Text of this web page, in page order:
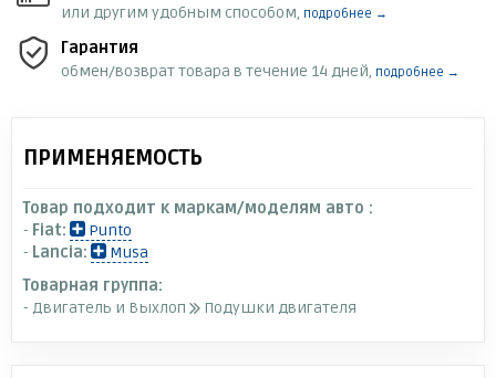
или другим удобным способом, подробнее →
Гарантия
обмен/возврат товара в течение 14 дней, подробнее →
ПРИМЕНЯЕМОСТЬ
Товар подходит к маркам/моделям авто :
- Fiat:
Punto
- Lancia:
Musa
Товарная группа:
- Двигатель и Выхлоп
Подушки двигателя